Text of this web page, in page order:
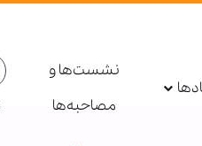
نشست‌ها و
مصاحبه‌ها